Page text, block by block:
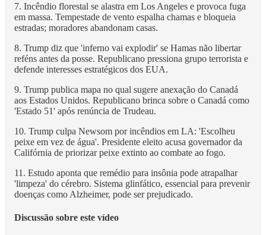
7. Incêndio florestal se alastra em Los Angeles e provoca fuga
em massa. Tempestade de vento espalha chamas e bloqueia
estradas; moradores abandonam casas.
8. Trump diz que 'inferno vai explodir' se Hamas não libertar
reféns antes da posse. Republicano pressiona grupo terrorista e
defende interesses estratégicos dos EUA.
9. Trump publica mapa no qual sugere anexação do Canadá
aos Estados Unidos. Republicano brinca sobre o Canadá como
'Estado 51' após renúncia de Trudeau.
10. Trump culpa Newsom por incêndios em LA: 'Escolheu
peixe em vez de água'. Presidente eleito acusa governador da
Califórnia de priorizar peixe extinto ao combate ao fogo.
11. Estudo aponta que remédio para insônia pode atrapalhar
'limpeza' do cérebro. Sistema glinfático, essencial para prevenir
doenças como Alzheimer, pode ser prejudicado.
Discussão sobre este vídeo